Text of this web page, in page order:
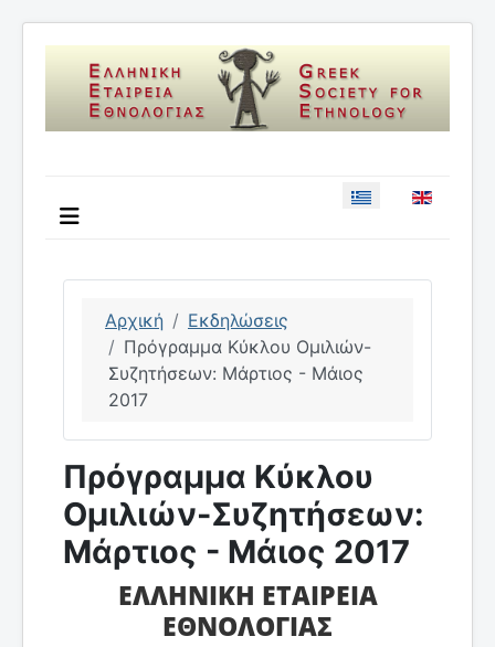
Επιλέξτε τη
Αρχική
Εκδηλώσεις
Πρόγραμμα Kύκλου Ομιλιών-
Συζητήσεων: Μάρτιος - Μάιος
2017
Πρόγραμμα Kύκλου
Ομιλιών-Συζητήσεων:
Μάρτιος - Μάιος 2017
ΕΛΛΗΝΙΚΗ ΕΤΑΙΡΕΙΑ
ΕΘΝΟΛΟΓΙΑΣ